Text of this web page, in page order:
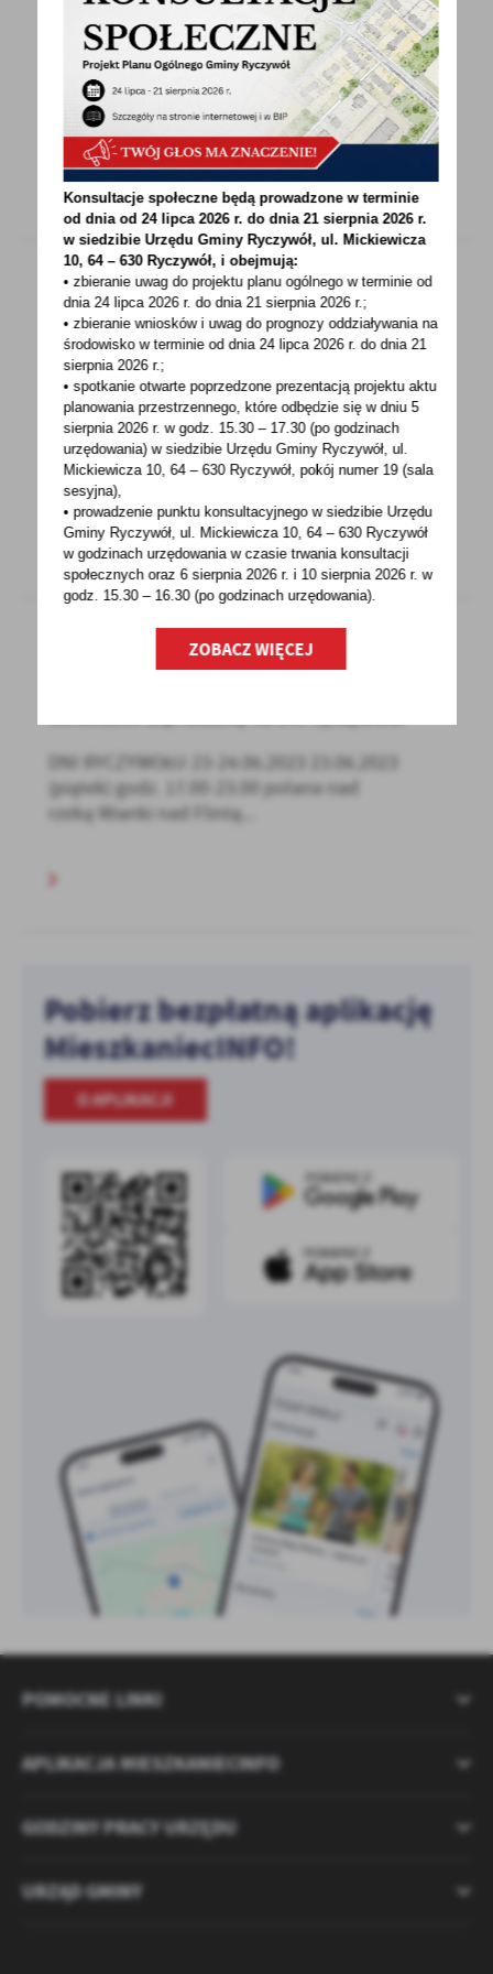
ZUS zaprasza na dyżury telefoniczne
I Oddział ZUS w Poznaniu zaprasza w czerwcu
na dwa kolejne dyżury telefoniczne eksperta
ZUS. Obydwa...
16 - 06 - 2023
Ważna informacja!!! Utrudnienia w ruchu w
związku z "Charytatywnym biegiem dla Hani"
Dnia 18 czerwca 2023 roku odbędzie się
Charytatywny bieg dla Hani organizowany
przez Komitet Społeczny...
DNI RYCZYWOŁU 23-24.06.2023 23.06.2023
(piątek) godz. 17.00-23.00 polana nad
rzeką Wianki nad Flintą...
Pobierz bezpłatną aplikację
MieszkaniecINFO!
O APLIKACJI
POMOCNE LINKI
APLIKACJA MIESZKANIECINFO
GODZINY PRACY URZĘDU
URZĄD GMINY
Konsultacje społeczne będą prowadzone w terminie
od dnia od 24 lipca 2026 r. do dnia 21 sierpnia 2026 r.
w siedzibie Urzędu Gminy Ryczywół, ul. Mickiewicza
10, 64 – 630 Ryczywół, i obejmują:
• zbieranie uwag do projektu planu ogólnego w terminie od
dnia 24 lipca 2026 r. do dnia 21 sierpnia 2026 r.;
• zbieranie wniosków i uwag do prognozy oddziaływania na
środowisko w terminie od dnia 24 lipca 2026 r. do dnia 21
sierpnia 2026 r.;
• spotkanie otwarte poprzedzone prezentacją projektu aktu
planowania przestrzennego, które odbędzie się w dniu 5
sierpnia 2026 r.w godz. 15.30 – 17.30 (po godzinach
urzędowania) w siedzibie Urzędu Gminy Ryczywół, ul.
Mickiewicza 10, 64 – 630 Ryczywół, pokójnumer 19 (sala
sesyjna),
• prowadzenie punktu konsultacyjnego w siedzibie Urzędu
Gminy Ryczywół, ul. Mickiewicza 10, 64 – 630 Ryczywół
w godzinachurzędowania w czasie trwania konsultacji
społecznych oraz 6 sierpnia 2026 r. i 10 sierpnia 2026 r. w
godz. 15.30 – 16.30 (po godzinachurzędowania).
ZOBACZ WIĘCEJ